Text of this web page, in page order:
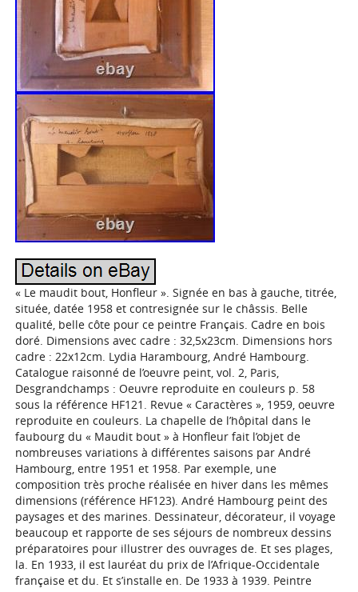
« Le maudit bout, Honfleur ». Signée en bas à gauche, titrée,
située, datée 1958 et contresignée sur le châssis. Belle
qualité, belle côte pour ce peintre Français. Cadre en bois
doré. Dimensions avec cadre : 32,5x23cm. Dimensions hors
cadre : 22x12cm. Lydia Harambourg, André Hambourg.
Catalogue raisonné de l’oeuvre peint, vol. 2, Paris,
Desgrandchamps : Oeuvre reproduite en couleurs p. 58
sous la référence HF121. Revue « Caractères », 1959, oeuvre
reproduite en couleurs. La chapelle de l’hôpital dans le
faubourg du « Maudit bout » à Honfleur fait l’objet de
nombreuses variations à différentes saisons par André
Hambourg, entre 1951 et 1958. Par exemple, une
composition très proche réalisée en hiver dans les mêmes
dimensions (référence HF123). André Hambourg peint des
paysages et des marines. Dessinateur, décorateur, il voyage
beaucoup et rapporte de ses séjours de nombreux dessins
préparatoires pour illustrer des ouvrages de. Et ses plages,
la. En 1933, il est lauréat du prix de l’Afrique-Occidentale
française et du. Et s’installe en. De 1933 à 1939. Peintre